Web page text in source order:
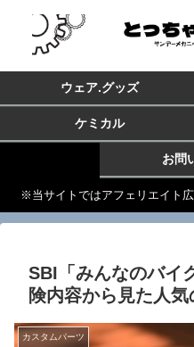
ウェア.グッズ
ケミカル
お問
※当サイトではアフェリエイト
SBI「みんなのバイ
険内容から見た人
カスタムパーツ